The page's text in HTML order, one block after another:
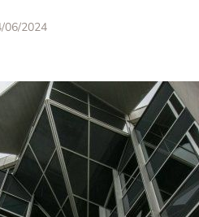
06/2024